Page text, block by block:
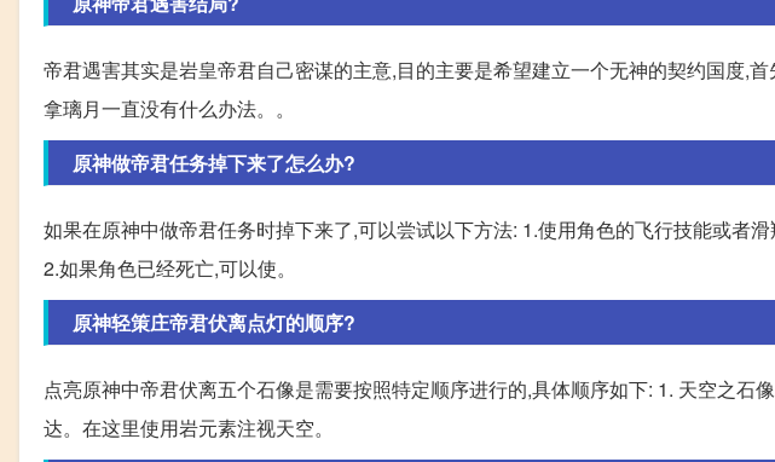
帝君遇害其实是岩皇帝君自己密谋的主意,目的主要是希望建立一个无神的契约国度,
拿璃月一直没有什么办法。。
原神做帝君任务掉下来了怎么办?
如果在原神中做帝君任务时掉下来了,可以尝试以下方法: 1.使用角色的飞行技能或者
2.如果角色已经死亡,可以使。
原神轻策庄帝君伏离点灯的顺序?
点亮原神中帝君伏离五个石像是需要按照特定顺序进行的,具体顺序如下: 1. 天空之石
达。在这里使用岩元素注视天空。